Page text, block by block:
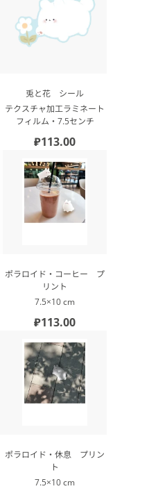
兎と花 シール
テクスチャ加工ラミネート
フィルム・7.5センチ
₽113.00
ポラロイド・コーヒー プ
リント
7.5×10 cm
₽113.00
ポラロイド・休息 プリン
ト
7.5×10 cm